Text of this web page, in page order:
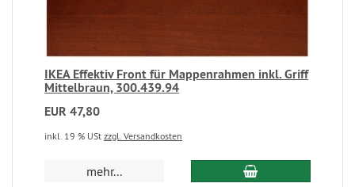
IKEA Effektiv Front für Mappenrahmen inkl. Griff
Mittelbraun, 300.439.94
EUR 47,80
inkl. 19 % USt zzgl. Versandkosten
mehr...